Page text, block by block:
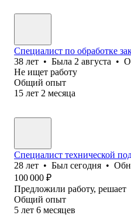
Специалист по обработке
38 лет • Была 2 августа •
Не ищет работу
Общий опыт
15 лет 2 месяца
Специалист технической
28 лет • Был сегодня •
100 000 ₽
Предложили работу, решает
Общий опыт
5 лет 6 месяцев